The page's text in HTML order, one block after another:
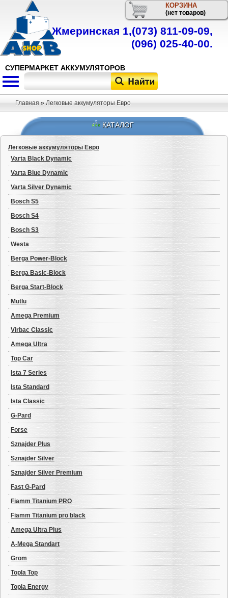
КОРЗИНА
(нет товаров)
СУПЕРМАРКЕТ АККУМУЛЯТОРОВ
Телефон
Жмеринская 1,(073) 811-09-09,
(096) 025-40-00.
Главная » Легковые аккумуляторы Евро
КАТАЛОГ
Легковые аккумуляторы Евро
Varta Black Dynamic
Varta Blue Dynamic
Varta Silver Dynamic
Bosch S5
Bosch S4
Bosch S3
Westa
Berga Power-Block
Berga Basic-Block
Berga Start-Block
Mutlu
Amega Premium
Virbac Classic
Amega Ultra
Top Car
Ista 7 Series
Ista Standard
Ista Classic
G-Pard
Forse
Sznajder Plus
Sznajder Silver
Sznajder Silver Premium
Fast G-Pard
Fiamm Titanium PRO
Fiamm Titanium pro black
Amega Ultra Plus
A-Mega Standart
Grom
Topla Top
Topla Energy